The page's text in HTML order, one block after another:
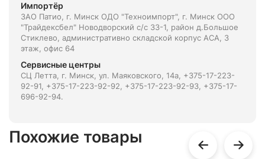
Импортёр
ЗАО Патио, г. Минск ОДО "Техноимпорт", г. Минск ООО
"Трайдексбел" Новодворский с/с 33-1, район д.Большое
Стиклево, административно складской корпус АСА, 3
этаж, офис 64
Сервисные центры
СЦ Летта, г. Минск, ул. Маяковского, 14а, +375-17-223-
92-91, +375-17-223-92-92, +375-17-223-92-93, +375-17-
696-92-94.
Похожие товары